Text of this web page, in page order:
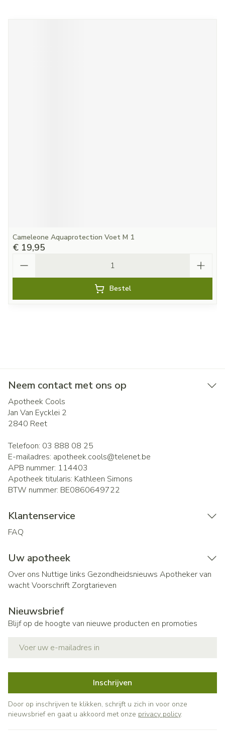
Cameleone Aquaprotection Voet M 1
€ 19,95
Bestel
Neem contact met ons op
Apotheek Cools
Jan Van Eycklei 2
2840 Reet
Telefoon: 03 888 08 25
E-mailadres: apotheek.cools@telenet.be
APB nummer: 114403
Apotheek titularis: Kathleen Simons
BTW nummer: BE0860649722
Klantenservice
FAQ
Uw apotheek
Over ons Nuttige links Gezondheidsnieuws Apotheker van
wachtVoorschrift Zorgtarieven
Nieuwsbrief
Blijf op de hoogte van nieuwe producten en promoties
Inschrijven
Door op inschrijven te klikken, schrijft u zich in voor onze
nieuwsbrief en gaat u akkoord met onze privacy policy.